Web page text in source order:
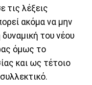
τις λέξεις
ακόμα να μην
δυναμική του νέου
όμως το
και ως τέτοιο